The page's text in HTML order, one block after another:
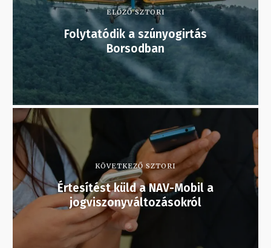
ELŐZŐ SZTORI
Folytatódik a szúnyogirtás
Borsodban
KÖVETKEZŐ SZTORI
Értesítést küld a NAV-Mobil a
jogviszonyváltozásokról